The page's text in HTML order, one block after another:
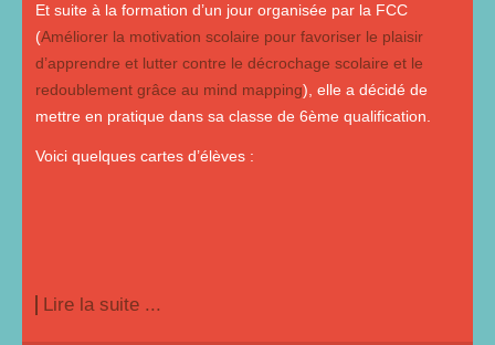
Et suite à la formation d’un jour organisée par la FCC
(Améliorer la motivation scolaire pour favoriser le plaisir
d’apprendre et lutter contre le décrochage scolaire et le
redoublement grâce au mind mapping), elle a décidé de
mettre en pratique dans sa classe de 6ème qualification.
Voici quelques cartes d’élèves :
Lire la suite ...